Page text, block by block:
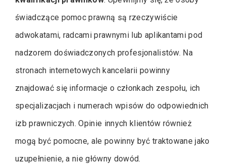
świadczące pomoc prawną są rzeczywiście
adwokatami, radcami prawnymi lub aplikantami pod
nadzorem doświadczonych profesjonalistów. Na
stronach internetowych kancelarii powinny
znajdować się informacje o członkach zespołu, ich
specjalizacjach i numerach wpisów do odpowiednich
izb prawniczych. Opinie innych klientów również
mogą być pomocne, ale powinny być traktowane jako
uzupełnienie, a nie główny dowód.